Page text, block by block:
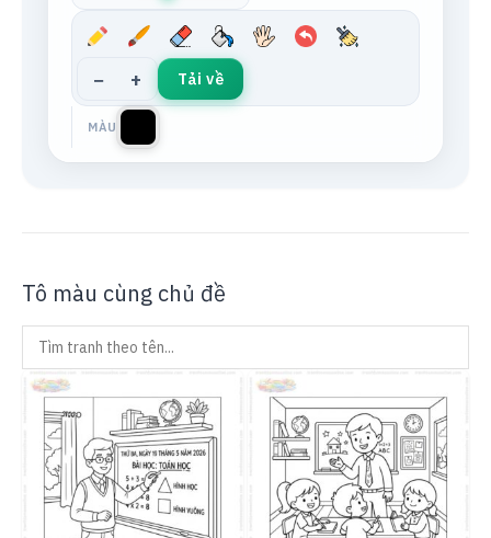
− + Tải về
MÀU
Tô màu cùng chủ đề